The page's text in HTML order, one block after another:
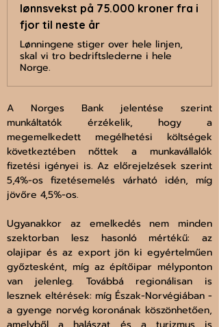
lønnsvekst på 75.000 kroner fra i
fjor til neste år
Lønningene stiger over hele linjen,
skal vi tro bedriftslederne i hele
Norge.
A Norges Bank jelentése szerint
munkáltatók érzékelik, hogy a
megemelkedett megélhetési költségek
következtében nőttek a munkavállalók
fizetési igényei is. Az előrejelzések szerint
5,4%-os fizetésemelés várható idén, míg
jövőre 4,5%-os.
Ugyanakkor az emelkedés nem minden
szektorban lesz hasonló mértékű: az
olajipar és az export jön ki egyértelműen
győztesként, míg az építőipar mélyponton
van jelenleg. Továbbá regionálisan is
lesznek eltérések: míg Észak-Norvégiában -
a gyenge norvég koronának köszönhetően,